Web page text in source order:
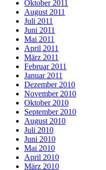
Oktober 2011
August 2011
Juli 2011
Juni 2011
Mai 2011
April 2011
März 2011
Februar 2011
Januar 2011
Dezember 2010
November 2010
Oktober 2010
September 2010
August 2010
Juli 2010
Juni 2010
Mai 2010
April 2010
März 2010